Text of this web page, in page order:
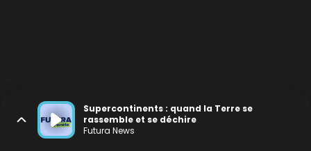
Supercontinents : quand la Terre se
rassemble et se déchire
Futura News